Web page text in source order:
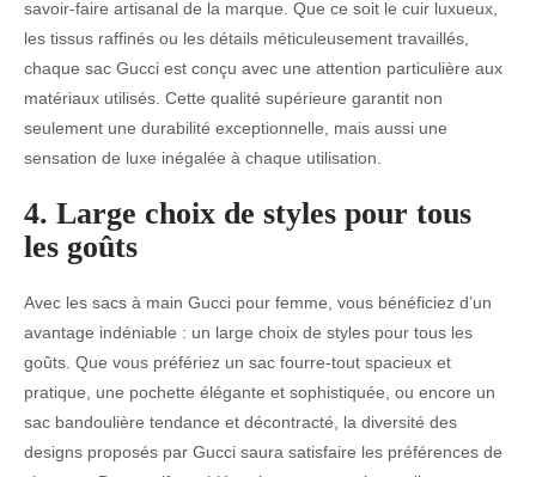
savoir-faire artisanal de la marque. Que ce soit le cuir luxueux,
les tissus raffinés ou les détails méticuleusement travaillés,
chaque sac Gucci est conçu avec une attention particulière aux
matériaux utilisés. Cette qualité supérieure garantit non
seulement une durabilité exceptionnelle, mais aussi une
sensation de luxe inégalée à chaque utilisation.
4. Large choix de styles pour tous
les goûts
Avec les sacs à main Gucci pour femme, vous bénéficiez d’un
avantage indéniable : un large choix de styles pour tous les
goûts. Que vous préfériez un sac fourre-tout spacieux et
pratique, une pochette élégante et sophistiquée, ou encore un
sac bandoulière tendance et décontracté, la diversité des
designs proposés par Gucci saura satisfaire les préférences de